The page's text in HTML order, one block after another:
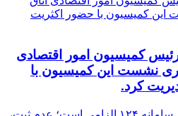
کمیسیون امور اقتصادی
نشست این کمیسیون با
کرد.